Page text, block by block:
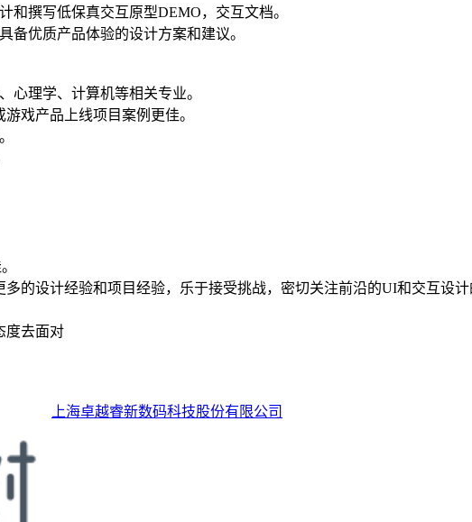
和撰写低保真交互原型DEMO，交互文档。
备优质产品体验的设计方案和建议。
心理学、计算机等相关专业。
戏产品上线项目案例更佳。
的设计经验和项目经验，乐于接受挑战，密切关注前沿的UI和交互设
度去面对
上海卓越睿新数码科技股份有限公司